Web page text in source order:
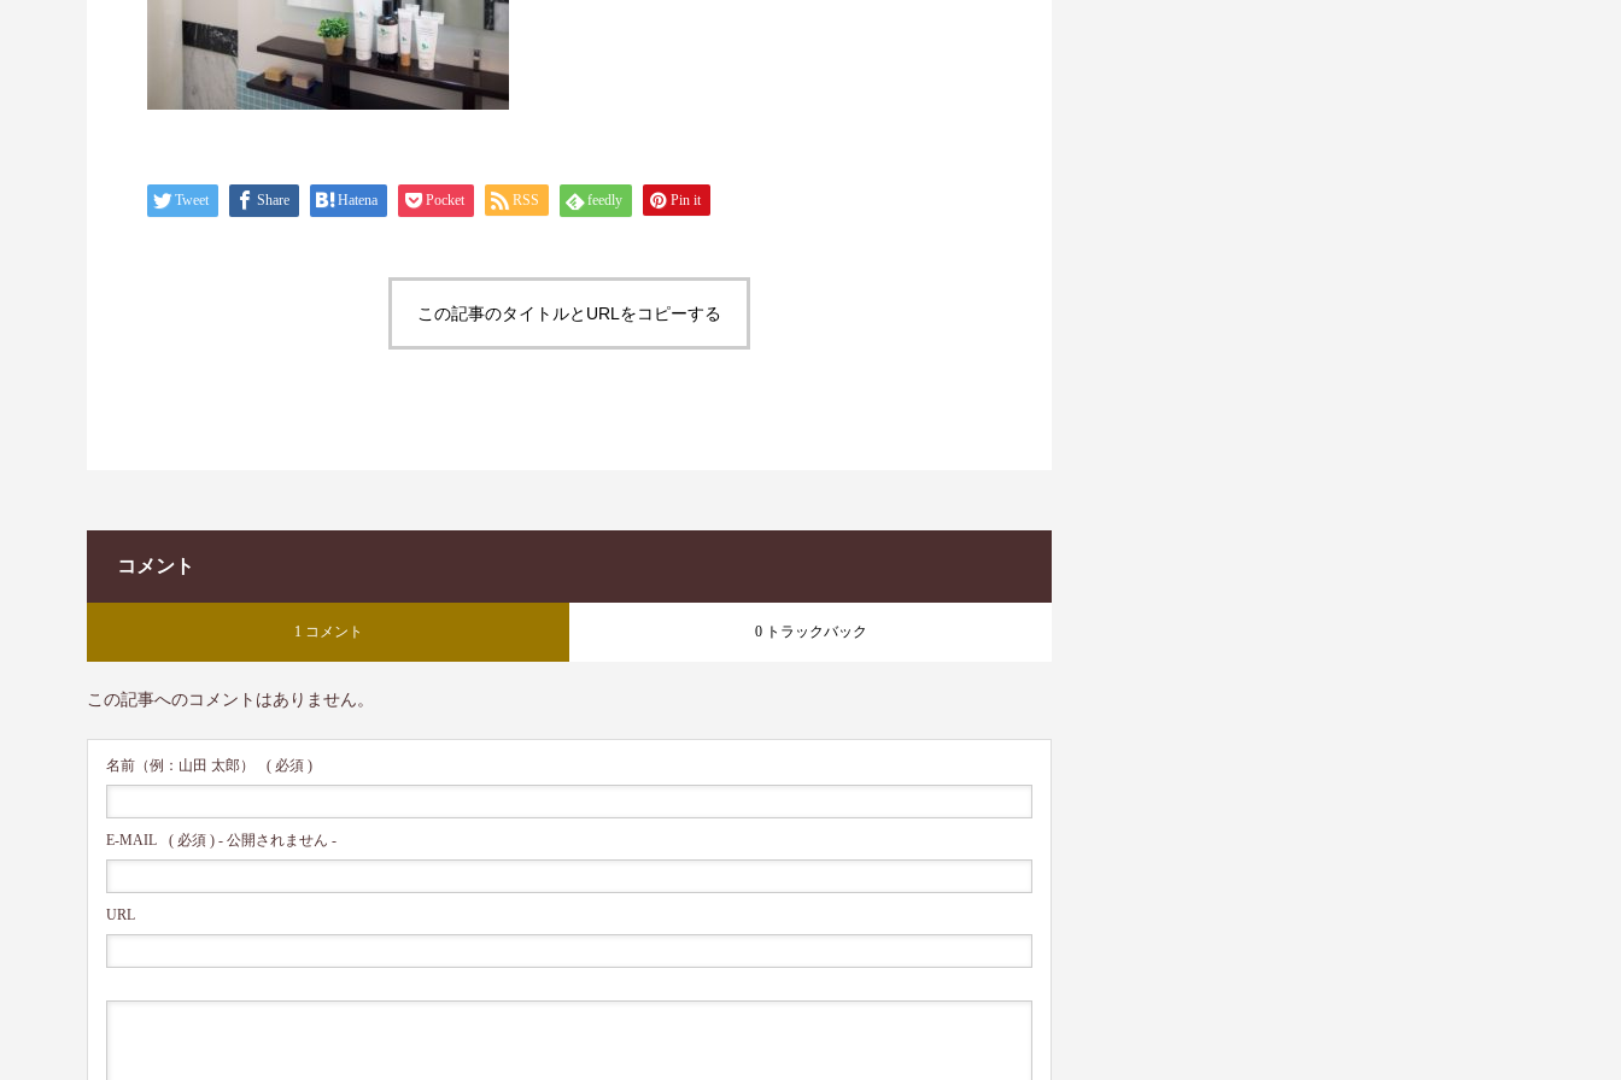
Tweet Share Hatena Pocket RSS feedly Pin it
この記事のタイトルとURLをコピーする
コメント
1 コメント 0 トラックバック
この記事へのコメントはありません。
名前（例：山田 太郎） ( 必須 )
E-MAIL ( 必須 ) - 公開されません -
URL